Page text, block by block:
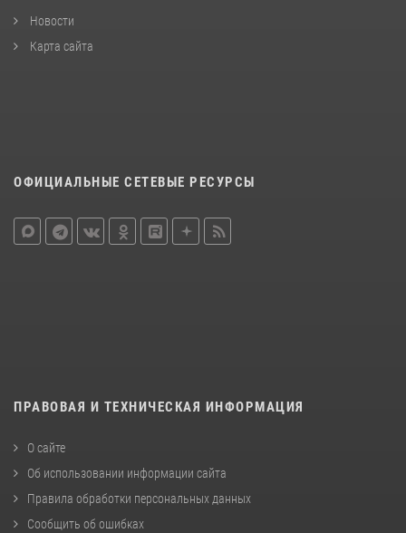
Новости
Карта сайта
ОФИЦИАЛЬНЫЕ СЕТЕВЫЕ РЕСУРСЫ
ПРАВОВАЯ И ТЕХНИЧЕСКАЯ ИНФОРМАЦИЯ
О сайте
Об использовании информации сайта
Правила обработки персональных данных
Сообщить об ошибках